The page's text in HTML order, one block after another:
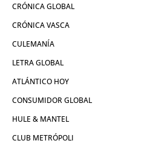
CRÓNICA GLOBAL
CRÓNICA VASCA
CULEMANÍA
LETRA GLOBAL
ATLÁNTICO HOY
CONSUMIDOR GLOBAL
HULE & MANTEL
CLUB METRÓPOLI